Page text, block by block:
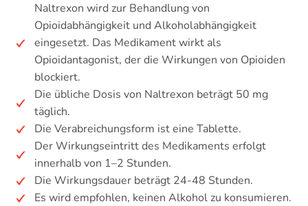
Naltrexon wird zur Behandlung von
Opioidabhängigkeit und Alkoholabhängigkeit
eingesetzt. Das Medikament wirkt als
Opioidantagonist, der die Wirkungen von Opioiden
blockiert.
Die übliche Dosis von Naltrexon beträgt 50 mg
täglich.
Die Verabreichungsform ist eine Tablette.
Der Wirkungseintritt des Medikaments erfolgt
innerhalb von 1–2 Stunden.
Die Wirkungsdauer beträgt 24-48 Stunden.
Es wird empfohlen, keinen Alkohol zu konsumieren.